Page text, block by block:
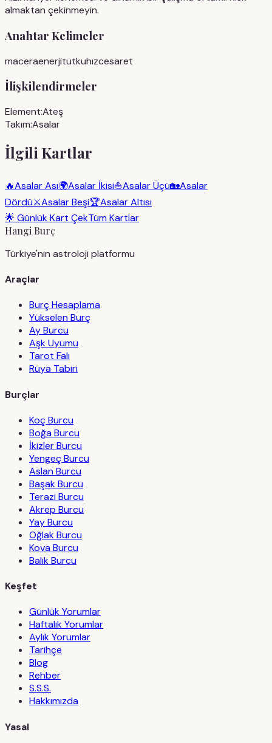
almaktan çekinmeyin.
Anahtar Kelimeler
maceraenerjitutkuhızcesaret
İlişkilendirmeler
Element:Ateş
Takım:Asalar
İlgili Kartlar
🔥Asalar Ası🌍Asalar İkisi⛵Asalar Üçü🏡Asalar
Dördü⚔️Asalar Beşi🏆Asalar Altısı
🌟 Günlük Kart ÇekTüm Kartlar
Hangi Burç
Türkiye'nin astroloji platformu
Araçlar
Burç Hesaplama
Yükselen Burç
Ay Burcu
Aşk Uyumu
Tarot Falı
Rüya Tabiri
Burçlar
Koç Burcu
Boğa Burcu
İkizler Burcu
Yengeç Burcu
Aslan Burcu
Başak Burcu
Terazi Burcu
Akrep Burcu
Yay Burcu
Oğlak Burcu
Kova Burcu
Balık Burcu
Keşfet
Günlük Yorumlar
Haftalık Yorumlar
Aylık Yorumlar
Tarihçe
Blog
Rehber
S.S.S.
Hakkımızda
Yasal